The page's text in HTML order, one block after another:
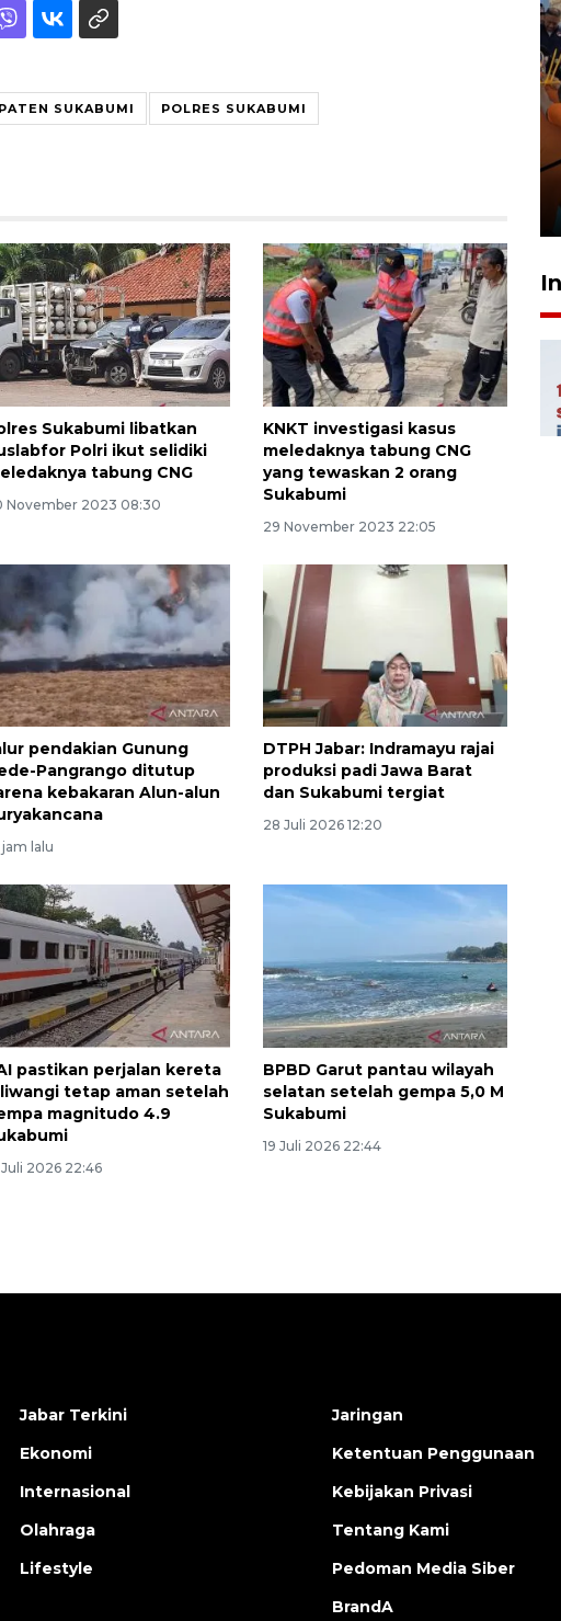
SUKABUMI POLRES SUKABUMI
Sukabumi libatkan
Polri ikut selidiki
tabung CNG
November 2023 08:30
KNKT investigasi kasus
meledaknya tabung CNG
yang tewaskan 2 orang
Sukabumi
29 November 2023 22:05
pendakian Gunung
Pangrango ditutup
kebakaran Alun-alun
jam lalu
DTPH Jabar: Indramayu rajai
produksi padi Jawa Barat
dan Sukabumi tergiat
28 Juli 2026 12:20
pastikan perjalan kereta
tetap aman setelah
magnitudo 4.9
Juli 2026 22:46
BPBD Garut pantau wilayah
selatan setelah gempa 5,0 M
Sukabumi
19 Juli 2026 22:44
Taklukkan DPMM FC, Persib
Ekonomi triwulan II-2026
tumbuh 5,29 persen
2026-08-06 18:45:00
Jabar Terkini
Ekonomi
Internasional
Olahraga
Lifestyle
Jaringan
Ketentuan Penggunaan
Kebijakan Privasi
Tentang Kami
Pedoman Media Siber
BrandA